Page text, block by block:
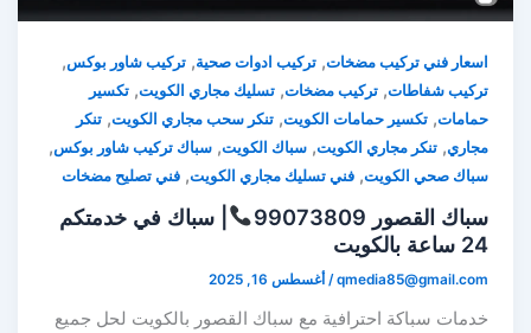
اسعار فني تركيب مضخات,تركيب ادوات صحية,تركيب شاور بوكس,
تركيب شفاطات,تركيب مضخات,تسليك مجاري الكويت,تكسير
حمامات,تكسير حمامات الكويت,تنكر سحب مجاري الكويت,تنكر
مجاري,تنكر مجاري الكويت,سباك الكويت,سباك تركيب شاور بوكس,
سباك صحي الكويت,فني تسليك مجاري الكويت,فني تصليح مضخات
سباك القصور 99073809
| سباك في خدمتكم
24 ساعة بالكويت
qmedia85@gmail.com
/ أغسطس 16, 2025
خدمات سباكة احترافية مع سباك القصور بالكويت لحل جميع